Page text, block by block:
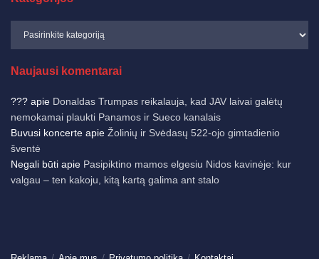
Naujausi komentarai
??? apie Donaldas Trumpas reikalauja, kad JAV laivai galėtų
nemokamai plaukti Panamos ir Sueco kanalais
Buvusi koncerte apie Žolinių ir Svėdasų 522-ojo gimtadienio
šventė
Negali būti apie Pasipiktino mamos elgesiu Nidos kavinėje: kur
valgau – ten kakoju, kitą kartą galima ant stalo